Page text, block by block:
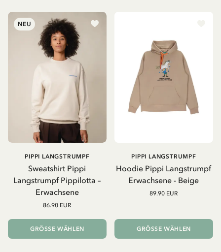
NEU
Sweatshirt Pippi
Langstrumpf Pippilotta –
Erwachsene
PIPPI LANGSTRUMPF
86.90 EUR
GRÖSSE WÄHLEN
Hoodie Pippi Langstrumpf
Erwachsene - Beige
PIPPI LANGSTRUMPF
89.90 EUR
GRÖSSE WÄHLEN